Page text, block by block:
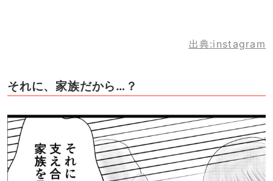
出典:instagram
それに、家族だから…？